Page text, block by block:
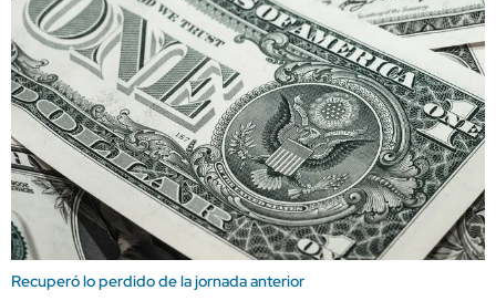
Recuperó lo perdido de la jornada anterior